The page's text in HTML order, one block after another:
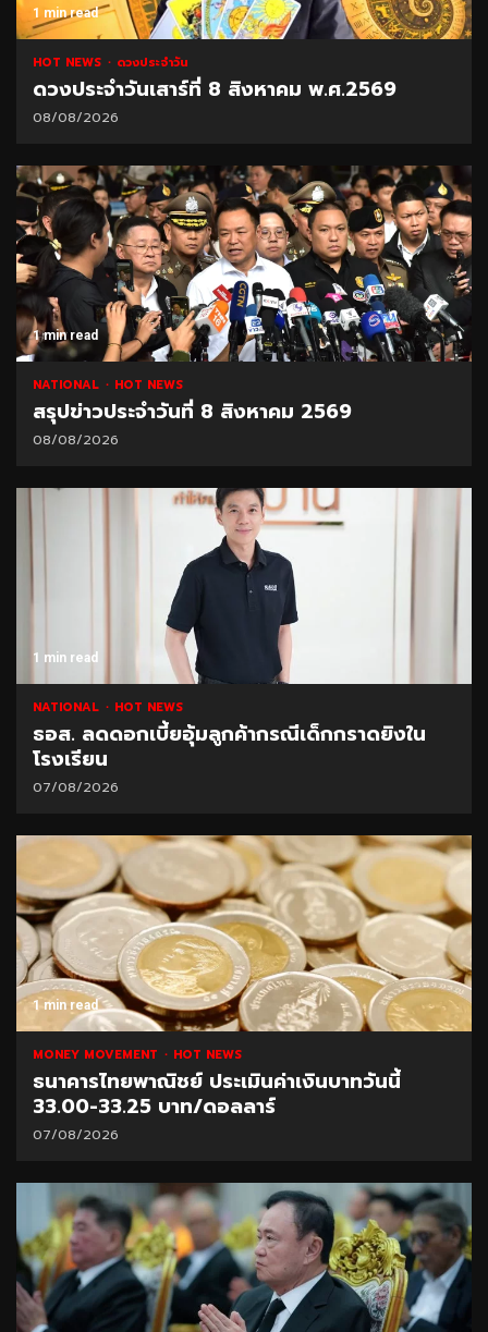
1 min read
HOT NEWS ดวงประจำวัน
ดวงประจำวันเสาร์ที่ 8 สิงหาคม พ.ศ.2569
08/08/2026
1 min read
NATIONAL HOT NEWS
สรุปข่าวประจำวันที่ 8 สิงหาคม 2569
08/08/2026
1 min read
NATIONAL HOT NEWS
ธอส. ลดดอกเบี้ยอุ้มลูกค้ากรณีเด็กกราดยิงใน
โรงเรียน
07/08/2026
1 min read
MONEY MOVEMENT HOT NEWS
ธนาคารไทยพาณิชย์ ประเมินค่าเงินบาทวันนี้
33.00-33.25 บาท/ดอลลาร์
07/08/2026